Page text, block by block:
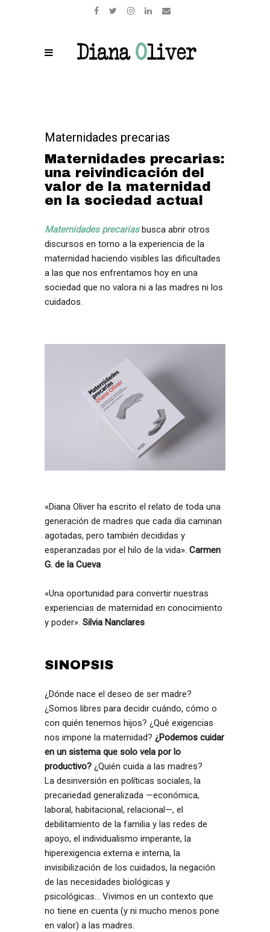
Maternidades precarias
Maternidades precarias:
una reivindicación del
valor de la maternidad
en la sociedad actual
Maternidades precarias busca abrir otros
discursos en torno a la experiencia de la
maternidad haciendo visibles las dificultades
a las que nos enfrentamos hoy en una
sociedad que no valora ni a las madres ni los
cuidados.
«Diana Oliver ha escrito el relato de toda una
generación de madres que cada día caminan
agotadas, pero también decididas y
esperanzadas por el hilo de la vida». Carmen
G. de la Cueva
«Una oportunidad para convertir nuestras
experiencias de maternidad en conocimiento
y poder». Silvia Nanclares
SINOPSIS
¿Dónde nace el deseo de ser madre?
¿Somos libres para decidir cuándo, cómo o
con quién tenemos hijos? ¿Qué exigencias
nos impone la maternidad? ¿Podemos cuidar
en un sistema que solo vela por lo
productivo? ¿Quién cuida a las madres?
La desinversión en políticas sociales, la
precariedad generalizada —económica,
laboral, habitacional, relacional—, el
debilitamiento de la familia y las redes de
apoyo, el individualismo imperante, la
hiperexigencia externa e interna, la
invisibilización de los cuidados, la negación
de las necesidades biológicas y
psicológicas… Vivimos en un contexto que
no tiene en cuenta (y ni mucho menos pone
en valor) a las madres.